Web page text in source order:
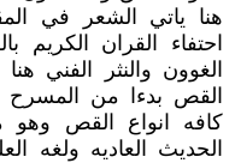
هنا ياتي الشعر في
احتفاء القران
الغوون والنثر الفني
القص بدءا من المسرح
كافه انواع القص وهو
الحديث العاديه ولغه